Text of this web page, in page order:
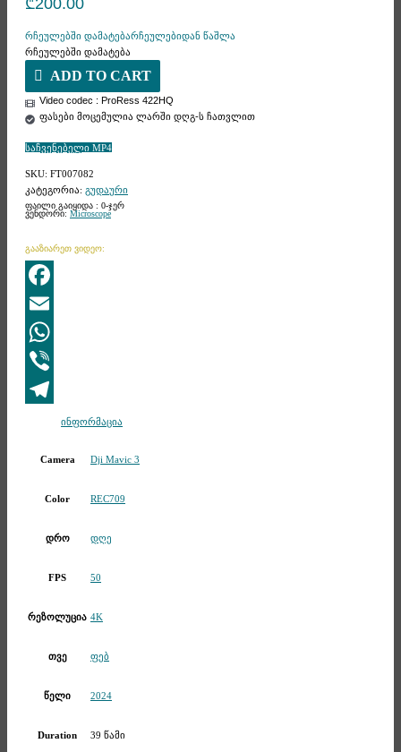
რჩეულებში დამატებარჩეულებიდან წაშლა
რჩეულებში დამატება
ADD TO CART
Video codec : ProRess 422HQ
ფასები მოცემულია ლარში დღგ-ს ჩათვლით
საჩვენებელი MP4
SKU: FT007082
კატეგორია: გუდაური
ფაილი გაიყიდა : 0-ჯერ
ვენდორი: Microscope
გააზიარეთ ვიდეო:
Facebook
Email
WhatsApp
Viber
Telegramინფორმაცია
Camera Dji Mavic 3
Color REC709
დრო დღე
FPS 50
რეზოლუცია 4K
თვე ფებ
წელი 2024
Duration 39 წამი